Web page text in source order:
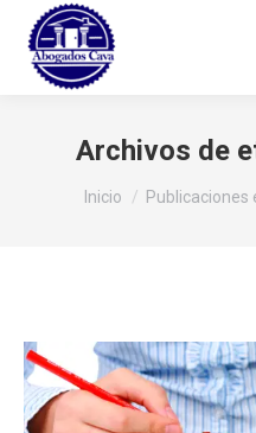
Archivos de
Estás aquí:
Inicio